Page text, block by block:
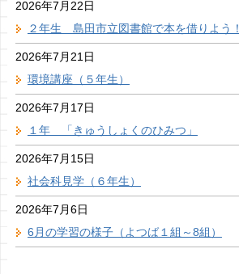
2026年7月22日
２年生 島田市立図書館で本を借りよう！
2026年7月21日
環境講座（５年生）
2026年7月17日
１年 「きゅうしょくのひみつ」
2026年7月15日
社会科見学（６年生）
2026年7月6日
6月の学習の様子（よつば１組～8組）